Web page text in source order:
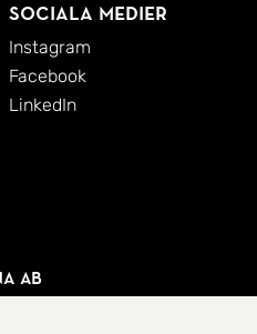
Sociala medier
Instagram
Facebook
LinkedIn
AB